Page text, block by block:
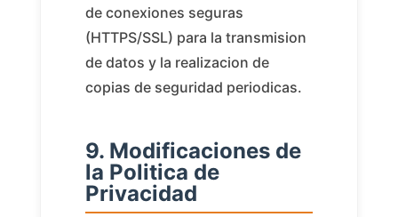
de conexiones seguras
(HTTPS/SSL) para la transmision
de datos y la realizacion de
copias de seguridad periodicas.
9. Modificaciones de
la Politica de
Privacidad